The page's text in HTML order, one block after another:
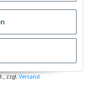
zzgl.Versand